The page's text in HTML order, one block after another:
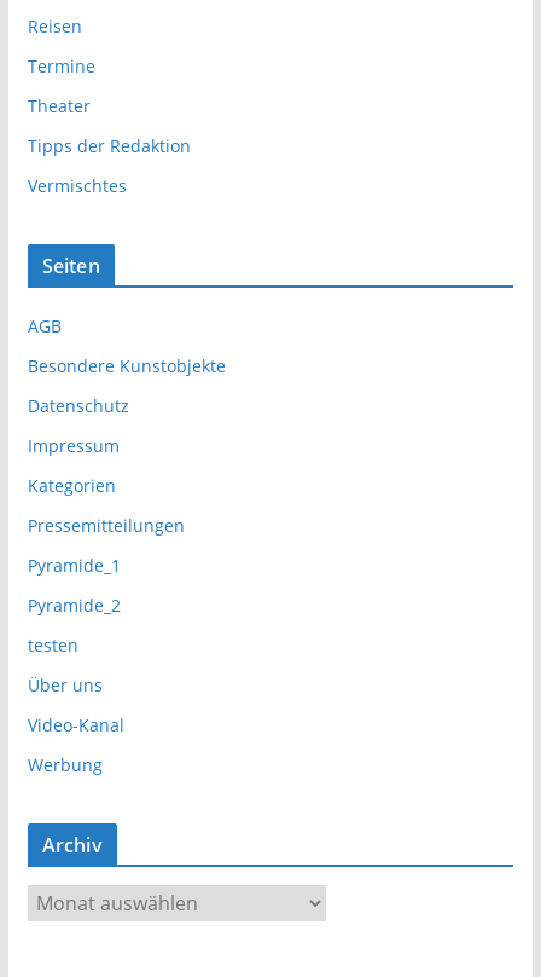
Reisen
Termine
Theater
Tipps der Redaktion
Vermischtes
Seiten
AGB
Besondere Kunstobjekte
Datenschutz
Impressum
Kategorien
Pressemitteilungen
Pyramide_1
Pyramide_2
testen
Über uns
Video-Kanal
Werbung
Archiv